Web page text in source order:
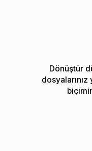
Dönüştür